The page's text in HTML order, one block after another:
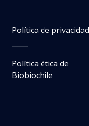
Política de privacidad
Política ética de
Biobiochile